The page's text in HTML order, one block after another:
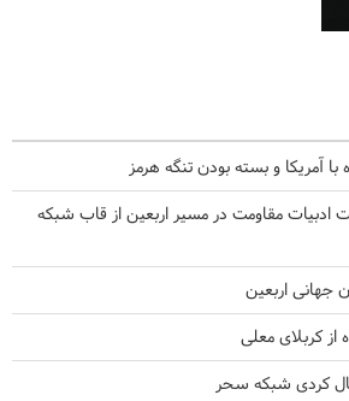
با آمریکا و بسته بودن تنگه هرمز
ادبیات مقاومت در مسیر اربعین از قاب شبکه
جهانی اربعین
از کربلای معلی
کردی شبکه سحر